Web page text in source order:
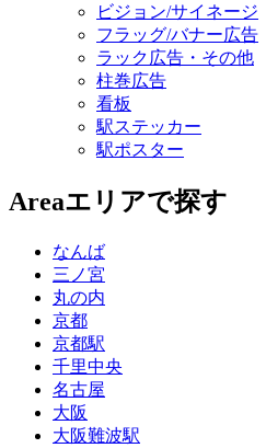
ビジョン/サイネージ
フラッグ/バナー広告
ラック広告・その他
柱巻広告
看板
駅ステッカー
駅ポスター
Areaエリアで探す
なんば
三ノ宮
丸の内
京都
京都駅
千里中央
名古屋
大阪
大阪難波駅